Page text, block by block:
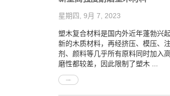
星期四, 9月 7, 2023
塑木复合材料是国内外近年蓬勃兴
新的木质材料，再经挤压、模压、
剂、颜料等几乎所有原料同时加入
磨性都较差，因此限制了塑木 ...